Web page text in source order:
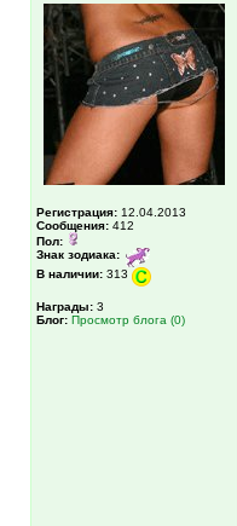
Регистрация: 12.04.2013
Сообщения: 412
Пол:
Знак зодиака:
В наличии: 313
Награды: 3
Блог: Просмотр блога (0)